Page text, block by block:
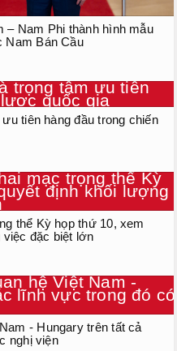
Nam Phi thành hình mẫu
Nam Bán Cầu
tiên hàng đầu trong chiến
thể Kỳ họp thứ 10, xem
đặc biệt lớn
- Hungary trên tất cả
nghị viện